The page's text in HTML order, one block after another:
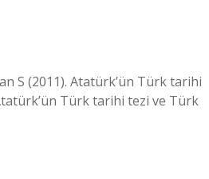
S (2011). Atatürk’ün Türk tarihi
Türk tarihi tezi ve Türk